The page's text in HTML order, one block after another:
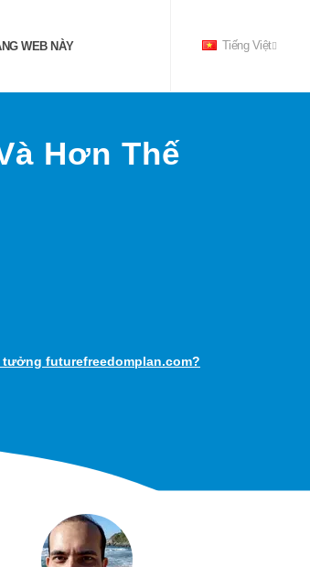
WEB NÀY Tiếng Việt
Hơn Thế
futurefreedomplan.com?